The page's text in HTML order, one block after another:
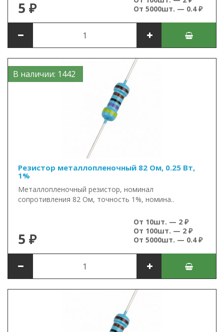
5 ₽
От 5000шт. — 0.4 ₽
В наличии: 1442
Резистор металлопленочный 82 Ом, 0.25 Вт,
1%
Металлопленочный резистор, номинал
сопротивления 82 Ом, точность 1%, номина..
5 ₽
От 10шт. — 2 ₽
От 100шт. — 2 ₽
От 5000шт. — 0.4 ₽